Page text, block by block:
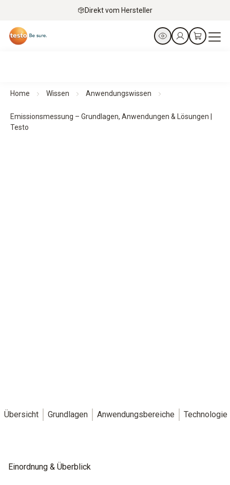
Direkt vom Hersteller
Home Wissen Anwendungswissen
Emissionsmessung – Grundlagen, Anwendungen & Lösungen |
Testo
Übersicht Grundlagen Anwendungsbereiche Technologie
Einordnung & Überblick